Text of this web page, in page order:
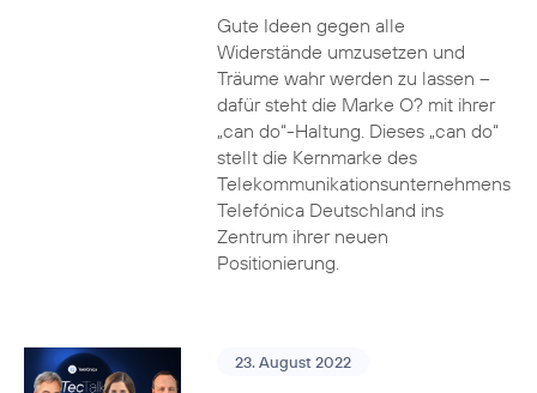
Gute Ideen gegen alle
Widerstände umzusetzen und
Träume wahr werden zu lassen –
dafür steht die Marke O? mit ihrer
„can do“-Haltung. Dieses „can do“
stellt die Kernmarke des
Telekommunikationsunternehmens
Telefónica Deutschland ins
Zentrum ihrer neuen
Positionierung.
23. August 2022